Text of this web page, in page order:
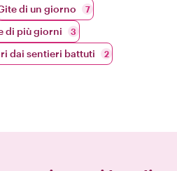
di un giorno 7
di più giorni 3
dai sentieri battuti 2